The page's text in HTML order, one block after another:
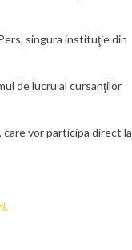
singura instituţie din
de lucru al cursanţilor
vor participa direct la
.